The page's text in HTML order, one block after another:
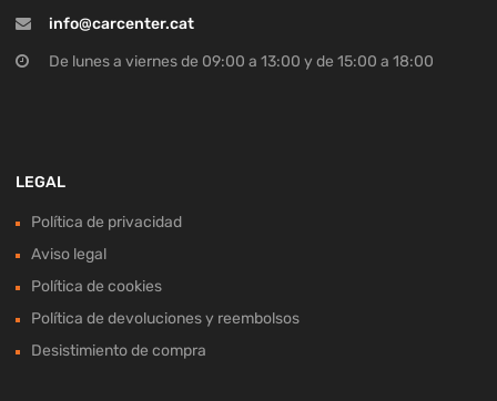
info@carcenter.cat
De lunes a viernes de 09:00 a 13:00 y de 15:00 a 18:00
LEGAL
Política de privacidad
Aviso legal
Política de cookies
Política de devoluciones y reembolsos
Desistimiento de compra